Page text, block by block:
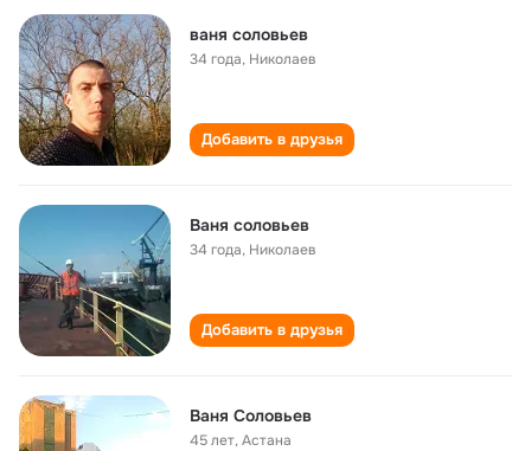
ваня соловьев
34 года, Николаев
Добавить в друзья
Ваня соловьев
34 года, Николаев
Добавить в друзья
Ваня Соловьев
45 лет,Астана